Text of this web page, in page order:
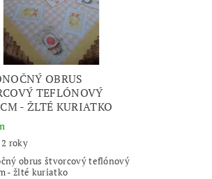
OBRUS
TEFLÓNOVÝ
- ŽLTÉ KURIATKO
roky
obrus štvorcový teflónový
- žlté kuriatko